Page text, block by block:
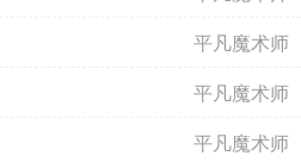
平凡魔术师
平凡魔术师
平凡魔术师